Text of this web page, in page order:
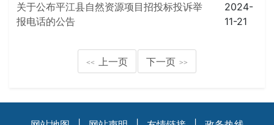
关于公布平江县自然资源项目招投标投诉举
报电话的公告
2024-
11-21
<< 上一页 下一页 >>